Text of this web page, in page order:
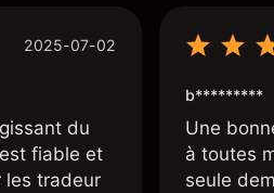
2025-07-02
du
fiable et
les tradeur
b*********
Une
à toutes
seule